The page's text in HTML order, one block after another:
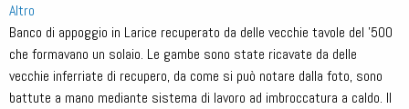
Altro
Banco di appoggio in Larice recuperato da delle vecchie tavole del '500
che formavano un solaio. Le gambe sono state ricavate da delle
vecchie inferriate di recupero, da come si può notare dalla foto, sono
battute a mano mediante sistema di lavoro ad imbroccatura a caldo. Il